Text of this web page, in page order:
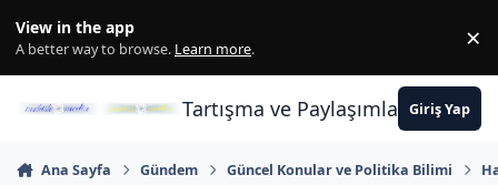
View in the app
A better way to browse. Learn more. ×
Tartışma ve PaylaşımlarınGiriş Yap
Ana Sayfa Gündem Güncel Konular ve Politika Bilimi